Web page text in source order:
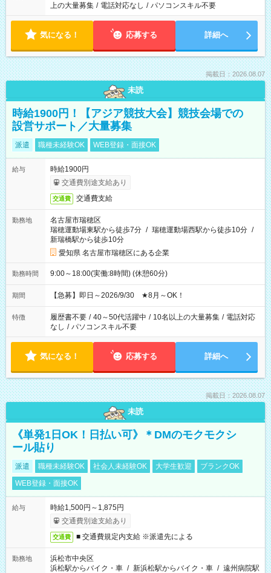
上の大量募集 / 電話対応なし / パソコンスキル不要
気になる！ 応募する 詳細へ
掲載日：2026.08.07
未読
時給1900円！【アジア競技大会】競技会場での
設営サポート／大量募集
派遣 職種未経験OK WEB登録・面接OK
給与
時給1900円
交通費別途支給あり
交通費 交通費支給
勤務地
名古屋市瑞穂区
瑞穂運動場東駅から徒歩7分 / 瑞穂運動場西駅から徒歩10分 /
新瑞橋駅から徒歩10分
愛知県 名古屋市瑞穂区にある企業
勤務時間 9:00～18:00(実働:8時間) (休憩60分)
期間 【急募】即日～2026/9/30 ★8月～OK！
特徴 履歴書不要 / 40～50代活躍中 / 10名以上の大量募集 / 電話対応
なし / パソコンスキル不要
気になる！ 応募する 詳細へ
掲載日：2026.08.07
未読
《単発1日OK！日払い可》＊DMのモクモクシ
ール貼り
派遣 職種未経験OK 社会人未経験OK 大学生歓迎
ブランクOK
WEB登録・面接OK
給与
時給1,500円～1,875円
交通費別途支給あり
交通費 ■ 交通費規定内支給 ※派遣先による
勤務地
浜松市中央区
浜松駅からバイク・車 / 新浜松駅からバイク・車 / 遠州病院駅